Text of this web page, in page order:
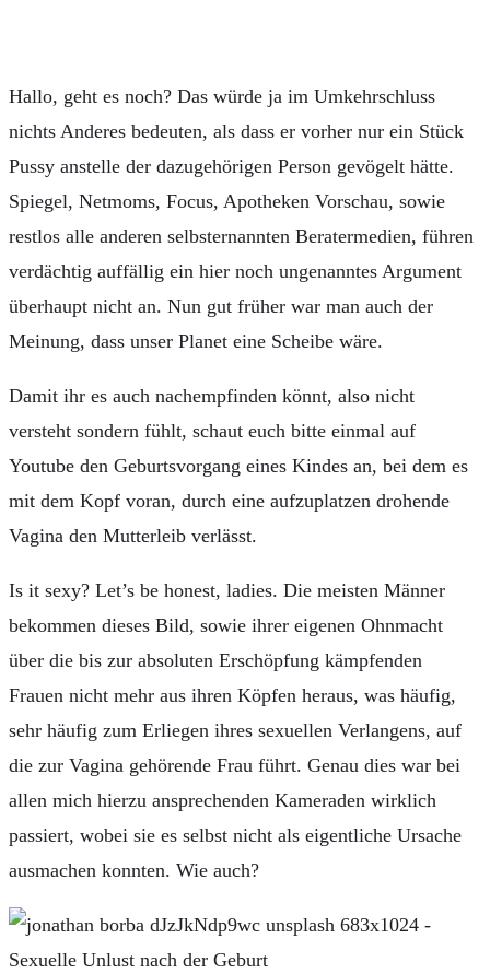
Hallo, geht es noch? Das würde ja im Umkehrschluss
nichts Anderes bedeuten, als dass er vorher nur ein Stück
Pussy anstelle der dazugehörigen Person gevögelt hätte.
Spiegel, Netmoms, Focus, Apotheken Vorschau, sowie
restlos alle anderen selbsternannten Beratermedien, führen
verdächtig auffällig ein hier noch ungenanntes Argument
überhaupt nicht an. Nun gut früher war man auch der
Meinung, dass unser Planet eine Scheibe wäre.
Damit ihr es auch nachempfinden könnt, also nicht
versteht sondern fühlt, schaut euch bitte einmal auf
Youtube den Geburtsvorgang eines Kindes an, bei dem es
mit dem Kopf voran, durch eine aufzuplatzen drohende
Vagina den Mutterleib verlässt.
Is it sexy? Let’s be honest, ladies. Die meisten Männer
bekommen dieses Bild, sowie ihrer eigenen Ohnmacht
über die bis zur absoluten Erschöpfung kämpfenden
Frauen nicht mehr aus ihren Köpfen heraus, was häufig,
sehr häufig zum Erliegen ihres sexuellen Verlangens, auf
die zur Vagina gehörende Frau führt. Genau dies war bei
allen mich hierzu ansprechenden Kameraden wirklich
passiert, wobei sie es selbst nicht als eigentliche Ursache
ausmachen konnten. Wie auch?